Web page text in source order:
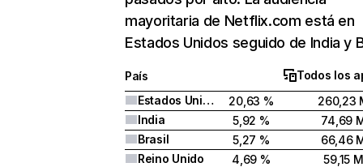
mayoritaria de Netflix.com está en
Estados Unidos seguido de India y
País
Todos los
Estados Unidos
20,63 %
260,23
India
5,92 %
74,69
Brasil
5,27 %
66,46
Reino Unido
4,69 %
59,15 M